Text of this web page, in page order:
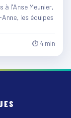
à l'Anse Meunier,
les équipes
⏱ 4 min